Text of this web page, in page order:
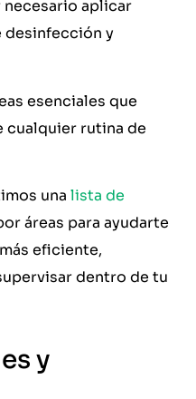
necesario aplicar
desinfección y
esenciales que
cualquier rutina de
una lista de
áreas para ayudarte
eficiente,
dentro de tu
y